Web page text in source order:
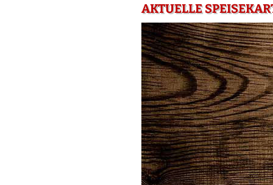
AKTUELLE